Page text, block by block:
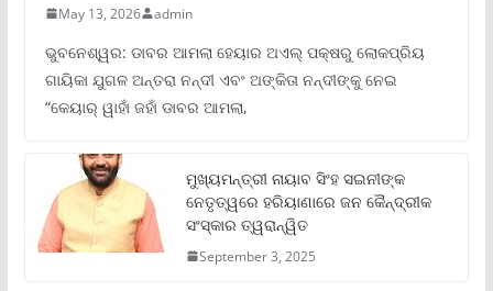
May 13, 2026 admin
ଭୁବନେଶ୍ୱର: ଡାବର ଆମଲା ହେୟାର ଅଏଲ୍ ପକ୍ଷରୁ ଲୋକପ୍ରିୟ
ଗାୟିକା ଯୁଗଳ ଅନ୍ତରା ନନ୍ଦୀ ଏବଂ ଅଙ୍କିତା ନନ୍ଦୀଙ୍କୁ ନେଇ
“କେୟାର୍ ୱାହାଁ ଜହାଁ ଡାବର ଆମଲା,
ମୁଖ୍ୟମନ୍ତ୍ରୀ ନାୟାବ ସିଂହ ସଇନୀଙ୍କ
ନେତୃତ୍ୱରେ ହରିୟାଣାରେ ଜନ କୈନ୍ଦ୍ରୀକ
ସଂସ୍କାର ତ୍ୱରାନ୍ୱିତ
September 3, 2025